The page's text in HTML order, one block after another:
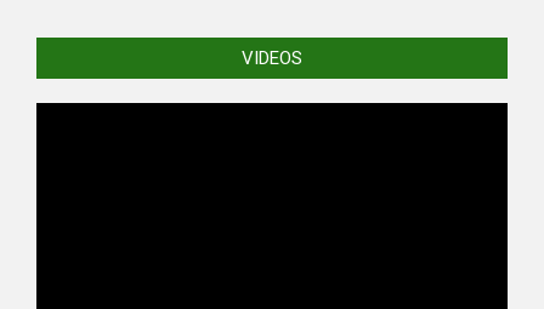
VIDEOS